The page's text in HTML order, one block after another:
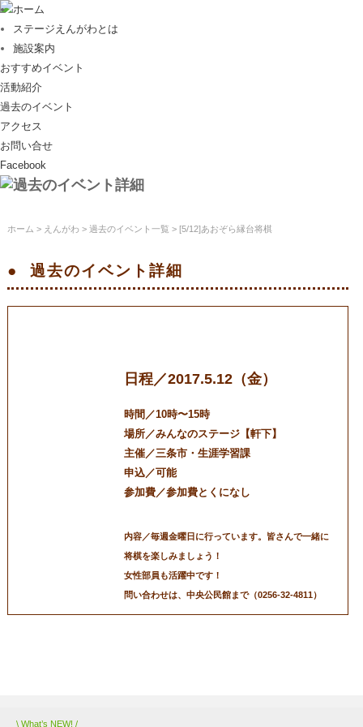
ホーム
ステージえんがわとは
施設案内
おすすめイベント
活動紹介
過去のイベント
アクセス
お問い合せ
Facebook
ホーム > えんがわ> 過去のイベント一覧 > [5/12]あおぞら縁台将棋
過去のイベント 詳細
日程／2017.5.12（金）
時間／10時〜15時
場所／みんなのステージ【軒下】
主催／三条市・生涯学習課
申込／可能
参加費／参加費とくになし
内容／毎週金曜日に行っています。皆さんで一緒に
将棋を楽しみましょう！
女性部員も活躍中です！
問い合わせは、中央公民館まで（0256-32-4811）
\ What’s NEW! /